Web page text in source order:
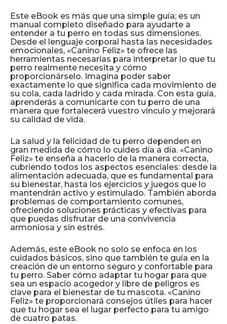
Este eBook es más que una simple guía; es un
manual completo diseñado para ayudarte a
entender a tu perro en todas sus dimensiones.
Desde el lenguaje corporal hasta las necesidades
emocionales, «Canino Feliz» te ofrece las
herramientas necesarias para interpretar lo que tu
perro realmente necesita y cómo
proporcionárselo. Imagina poder saber
exactamente lo que significa cada movimiento de
su cola, cada ladrido y cada mirada. Con esta guía,
aprenderás a comunicarte con tu perro de una
manera que fortalecerá vuestro vínculo y mejorará
su calidad de vida.
La salud y la felicidad de tu perro dependen en
gran medida de cómo lo cuides día a día. «Canino
Feliz» te enseña a hacerlo de la manera correcta,
cubriendo todos los aspectos esenciales: desde la
alimentación adecuada, que es fundamental para
su bienestar, hasta los ejercicios y juegos que lo
mantendrán activo y estimulado. También aborda
problemas de comportamiento comunes,
ofreciendo soluciones prácticas y efectivas para
que puedas disfrutar de una convivencia
armoniosa y sin estrés.
Además, este eBook no solo se enfoca en los
cuidados básicos, sino que también te guía en la
creación de un entorno seguro y confortable para
tu perro. Saber cómo adaptar tu hogar para que
sea un espacio acogedor y libre de peligros es
clave para el bienestar de tu mascota. «Canino
Feliz» te proporcionará consejos útiles para hacer
que tu hogar sea el lugar perfecto para tu amigo
de cuatro patas.